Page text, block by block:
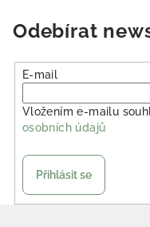
Odebírat
E-mail
Vložením e-mailu
osobních údajů
Přihlásit se